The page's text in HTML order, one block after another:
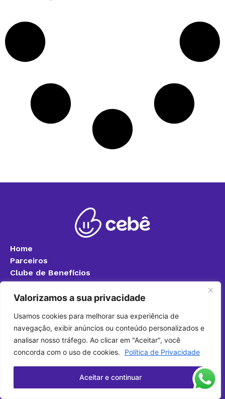
Valorizamos a sua privacidade
Usamos cookies para melhorar sua experiência de
navegação, exibir anúncios ou conteúdo personalizados e
analisar nosso tráfego. Ao clicar em "Aceitar", você
concorda com o uso de cookies.
Política de Privacidade
Aceitar e continuar
Home
Parceiros
Clube de Benefícios
Quero ser parceiro
Fale Conosco
+55 (24) 99317-7888
(24) 3340-8400 (Ramal 8283)